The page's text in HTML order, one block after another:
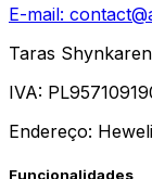
E-mail:
Taras
IVA:
Endereço:
Funcionalidades